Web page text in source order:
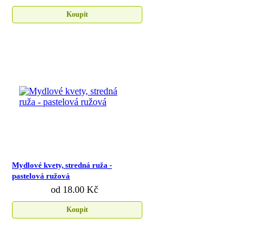
Koupit
Mydlové kvety, stredná ruža -
pastelová ružová
od 18.00 Kč
Koupit